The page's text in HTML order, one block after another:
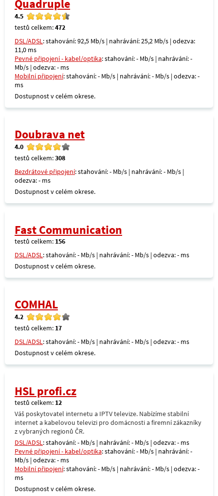
Quadruple
4.5
testů celkem:472
DSL/ADSL: stahování: 92,5 Mb/s | nahrávání: 25,2 Mb/s | odezva:
11,0 ms
Pevné připojení - kabel/optika: stahování: - Mb/s | nahrávání: -
Mb/s | odezva: - ms
Mobilní připojení: stahování: - Mb/s | nahrávání: - Mb/s | odezva: -
ms
Dostupnost v celém okrese.
Doubrava net
4.0
testů celkem:308
Bezdrátové připojení: stahování: - Mb/s | nahrávání: - Mb/s |
odezva: - ms
Dostupnost v celém okrese.
Fast Communication
testů celkem: 156
DSL/ADSL: stahování: - Mb/s | nahrávání: - Mb/s | odezva: - ms
Dostupnost v celém okrese.
COMHAL
4.2
testů celkem: 17
DSL/ADSL: stahování: - Mb/s | nahrávání: - Mb/s | odezva: - ms
Dostupnost v celém okrese.
HSL profi.cz
testů celkem: 12
Váš poskytovatel internetu a IPTV televize. Nabízíme stabilní
internet a kabelovou televizi pro domácnosti a firemní zákazníky
z vybraných regionů ČR.
DSL/ADSL: stahování: - Mb/s | nahrávání: - Mb/s | odezva: - ms
Pevné připojení - kabel/optika: stahování: - Mb/s | nahrávání: -
Mb/s | odezva: - ms
Mobilní připojení: stahování: - Mb/s | nahrávání: - Mb/s | odezva: -
ms
Dostupnost v celém okrese.